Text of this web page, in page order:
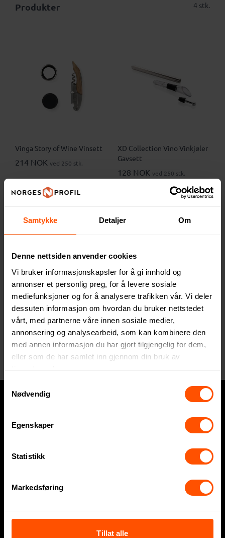
Samtykke Detaljer Om
Denne nettsiden anvender cookies
Vi bruker informasjonskapsler for å gi innhold og
annonser et personlig preg, for å levere sosiale
mediefunksjoner og for å analysere trafikken vår. Vi deler
dessuten informasjon om hvordan du bruker nettstedet
vårt, med partnerne våre innen sosiale medier,
annonsering og analysearbeid, som kan kombinere den
med annen informasjon du har gjort tilgjengelig for dem,
eller som de har samlet inn gjennom din bruk av
Nødvendig
Egenskaper
Statistikk
Markedsføring
Tillat alle
Produkter 4 stk.
Vinga Story of Wine Vinsett
214 NOK ved 250 stk.
XD Collection Vino Vinkjøler
Gavsett
128 NOK ved 250 stk.
Seasons Syrat 4 Deler Vinsett
208 NOK
Seasons Malbick 9 Deler
Vinsett
708 NOK ved 50 stk.
Profilklær
Firmagaver